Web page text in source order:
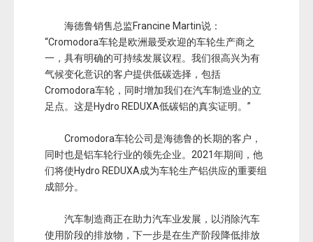
海德鲁销售总监Francine Martin说：
“Cromodora车轮是欧洲最受欢迎的车轮生产商之
一，具有明确的可持续发展议程。我们很高兴为有
气候变化意识的客户提供低碳选择，包括
Cromodora车轮，同时增加我们在汽车制造业的立
足点。这是Hydro REDUXA低碳铝的真实证明。”
Cromodora车轮公司是海德鲁的长期的客户，
同时也是铝车轮行业的领先企业。2021年期间，他
们将使Hydro REDUXA成为车轮生产铝供应的重要组
成部分。
汽车制造商正在助力汽车业发展，以消除汽车
使用阶段的排放物，下一步是在生产阶段降低排放